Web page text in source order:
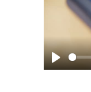
Play